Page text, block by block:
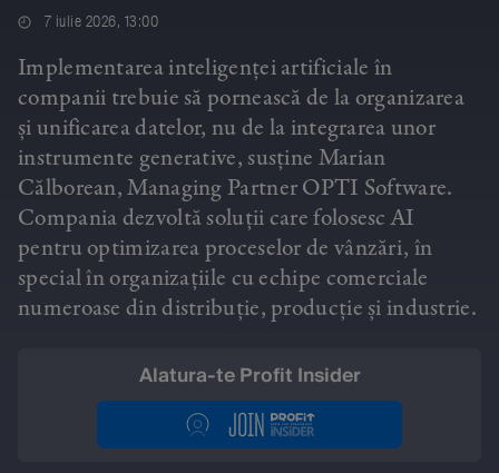
7 iulie 2026, 13:00
Implementarea inteligenței artificiale în
companii trebuie să pornească de la organizarea
și unificarea datelor, nu de la integrarea unor
instrumente generative, susține Marian
Călborean, Managing Partner OPTI Software.
Compania dezvoltă soluții care folosesc AI
pentru optimizarea proceselor de vânzări, în
special în organizațiile cu echipe comerciale
numeroase din distribuție, producție și industrie.
Alatura-te Profit Insider